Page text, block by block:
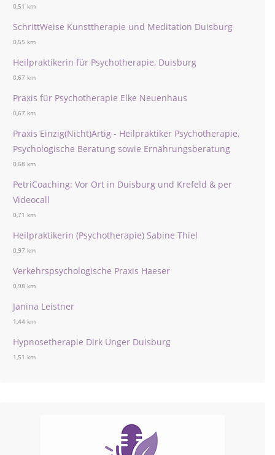
0,51 km
SchrittWeise Kunsttherapie und Meditation Duisburg
0,55 km
Heilpraktikerin für Psychotherapie, Duisburg
0,67 km
Praxis für Psychotherapie Elke Neuenhaus
0,67 km
Praxis Einzig(Nicht)Artig - Heilpraktiker Psychotherapie,
Psychologische Beratung sowie Ernährungsberatung
0,68 km
PetriCoaching: Vor Ort in Duisburg und Krefeld & per
Videocall
0,71 km
Heilpraktikerin (Psychotherapie) Sabine Thiel
0,97 km
Verkehrspsychologische Praxis Haeser
0,98 km
Janina Leistner
1,44 km
Hypnosetherapie Dirk Unger Duisburg
1,51 km